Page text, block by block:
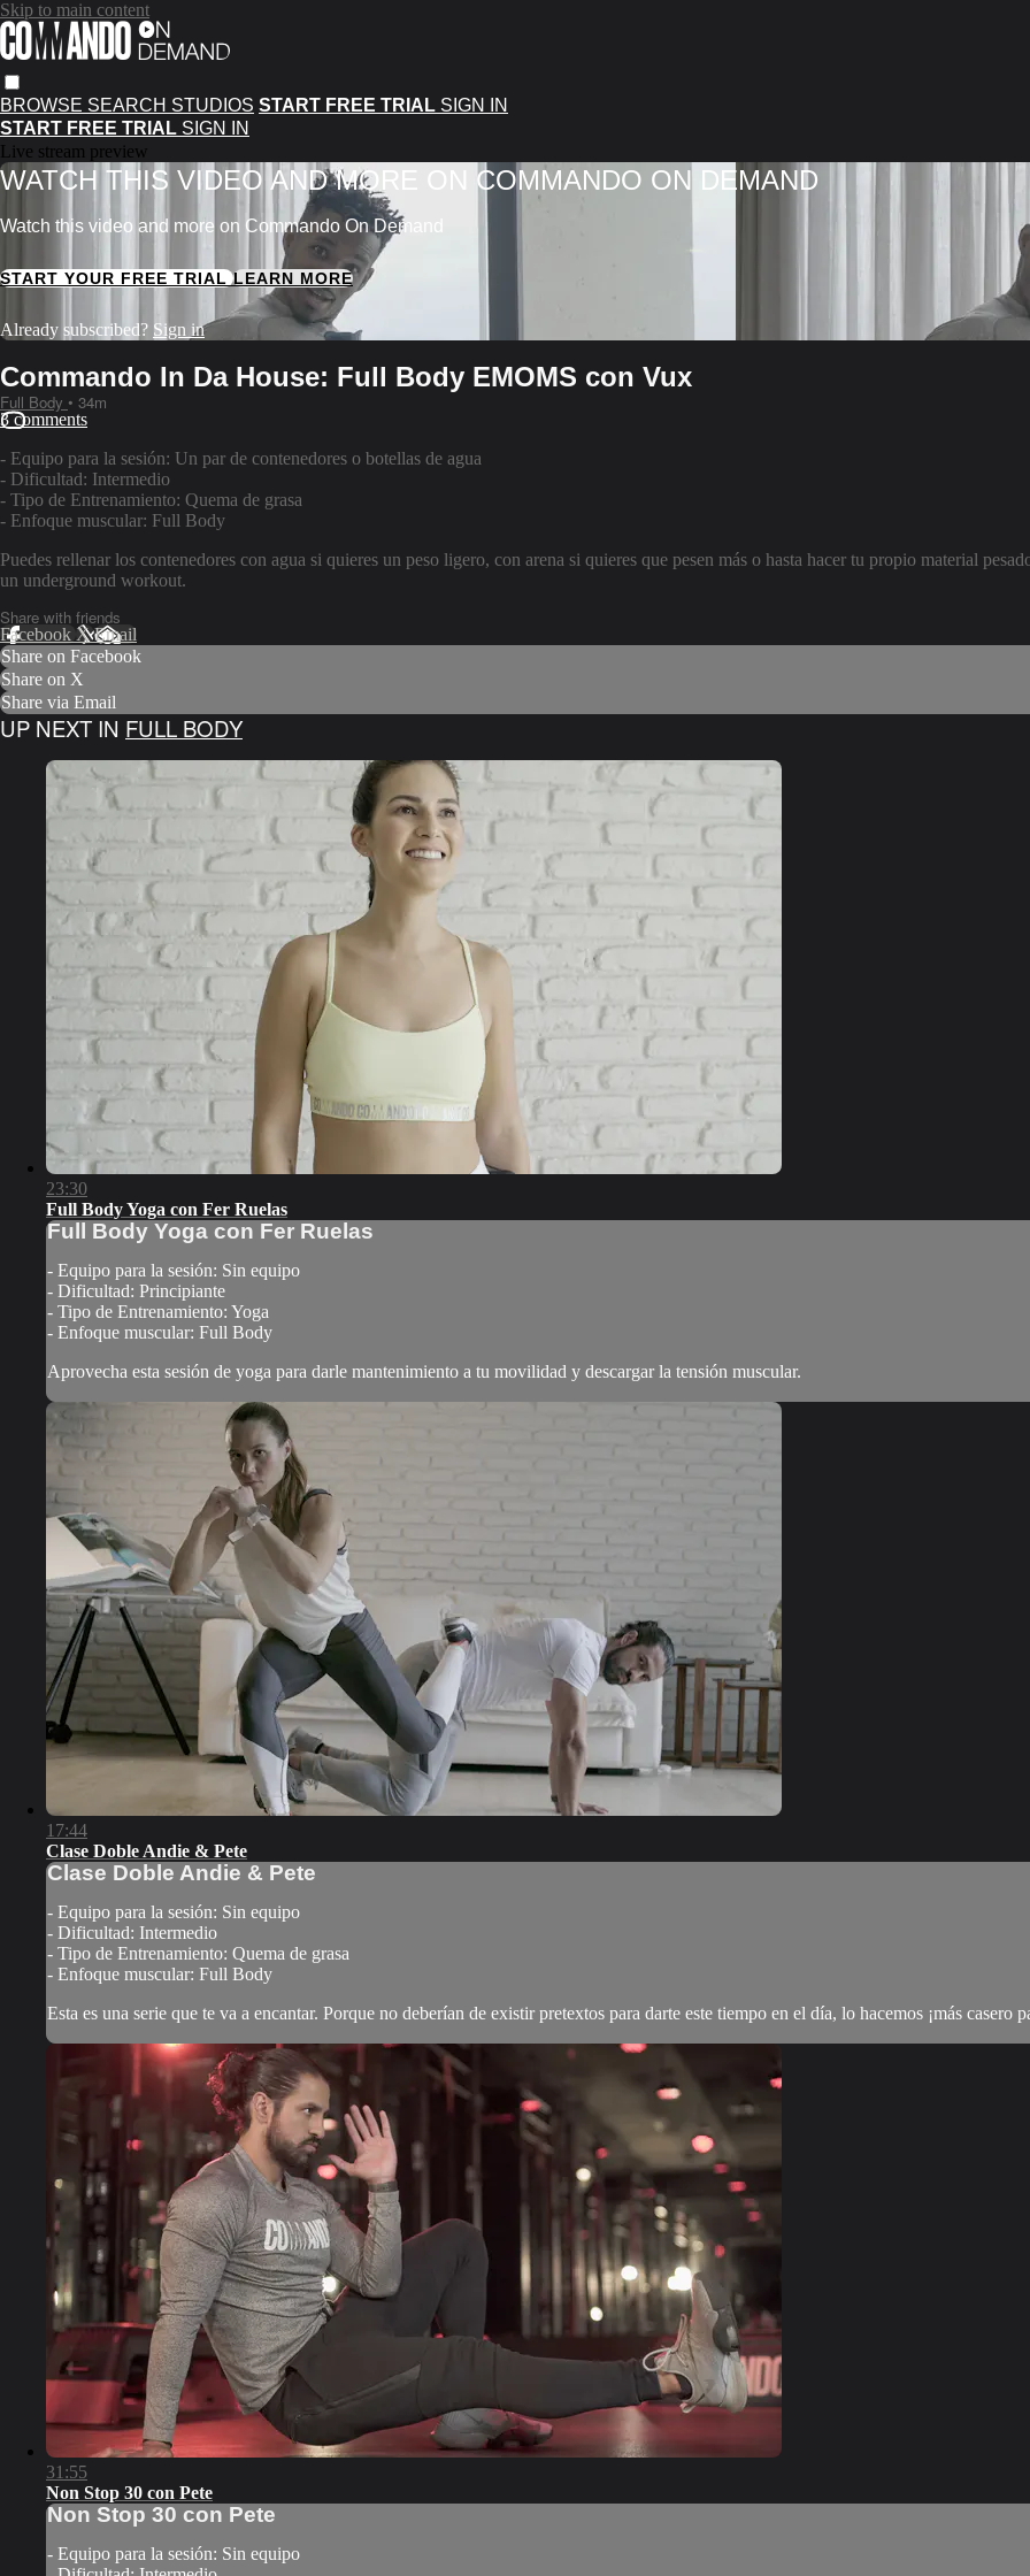
Skip to main content
BROWSE SEARCH STUDIOS START FREE TRIAL SIGN IN
START FREE TRIAL SIGN IN
Live stream preview
WATCH THIS VIDEO AND MORE ON COMMANDO ON DEMAND
Watch this video and more on Commando On Demand
START YOUR FREE TRIALLEARN MORE
Already subscribed? Sign in
Commando In Da House: Full Body EMOMS con Vux
Full Body • 34m
3 comments
- Equipo para la sesión: Un par de contenedores o botellas de agua
- Dificultad: Intermedio
- Tipo de Entrenamiento: Quema de grasa
- Enfoque muscular: Full Body
Puedes rellenar los contenedores con agua si quieres un peso ligero, con arena si quieres que pesen más o hasta hacer tu propio material
un underground workout.
Share with friends
Facebook XEmail
Share on Facebook
Share on X
Share via Email
UP NEXT IN FULL BODY
23:30
Full Body Yoga con Fer Ruelas
Full Body Yoga con Fer Ruelas
- Equipo para la sesión: Sin equipo
- Dificultad: Principiante
- Tipo de Entrenamiento: Yoga
- Enfoque muscular: Full Body
Aprovecha esta sesión de yoga para darle mantenimiento a tu movilidad y descargar la tensión muscular.
17:44
Clase Doble Andie & Pete
Clase Doble Andie & Pete
- Equipo para la sesión: Sin equipo
- Dificultad: Intermedio
- Tipo de Entrenamiento: Quema de grasa
- Enfoque muscular: Full Body
Esta es una serie que te va a encantar. Porque no deberían de existir pretextos para darte este tiempo en el día, lo hacemos ¡más casero
31:55
Non Stop 30 con Pete
Non Stop 30 con Pete
- Equipo para la sesión: Sin equipo